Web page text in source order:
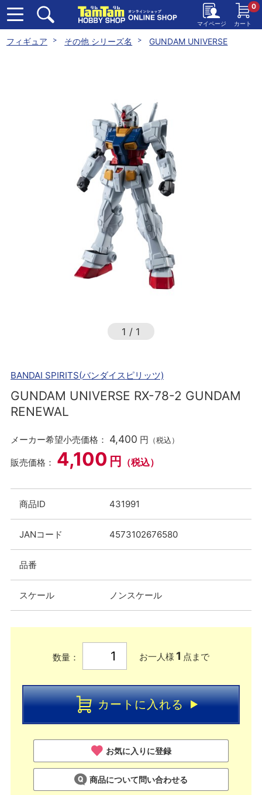
マイページ カート
0
フィギュア その他 シリーズ名 GUNDAM UNIVERSE
1 / 1
BANDAI SPIRITS(バンダイスピリッツ)
GUNDAM UNIVERSE RX-78-2 GUNDAM
RENEWAL
メーカー希望小売価格： 4,400 円 （税込）
販売価格： 4,100 円 （税込）
商品ID 431991
JANコード 4573102676580
品番
スケール ノンスケール
数量： お一人様 1 点まで
カートに入れる
お気に入りに登録
商品について問い合わせる